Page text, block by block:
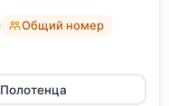
Общий номер
Полотенца